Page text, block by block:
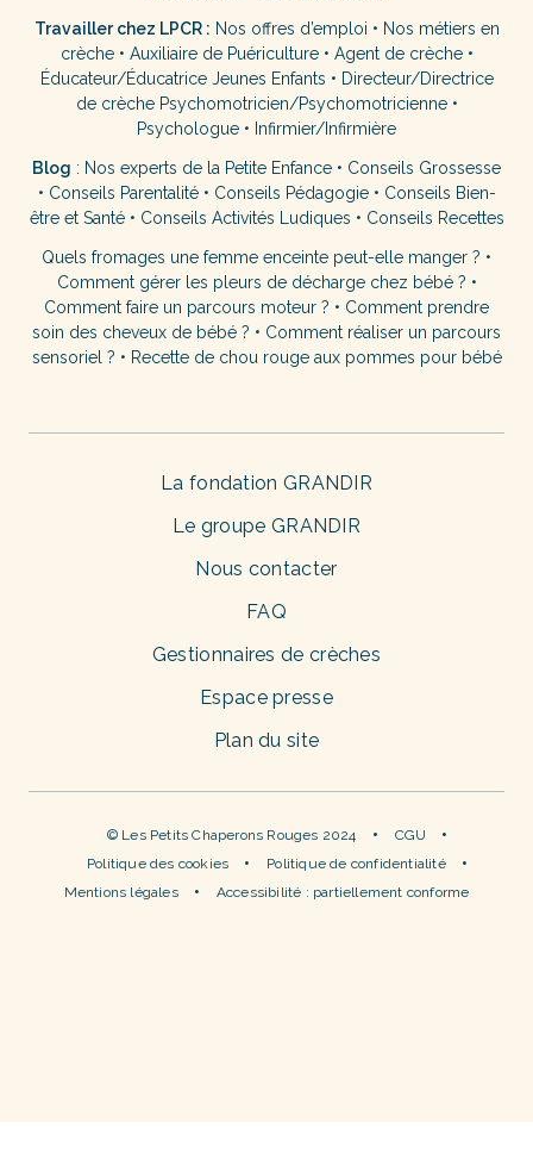
Travailler chez LPCR : Nos offres d’emploi • Nos métiers en
crèche• Auxiliaire de Puériculture• Agent de crèche•
Éducateur/Éducatrice Jeunes Enfants • Directeur/Directrice
de crèche Psychomotricien/Psychomotricienne•
Psychologue • Infirmier/Infirmière
Blog : Nos experts de la Petite Enfance • Conseils Grossesse
• Conseils Parentalité• Conseils Pédagogie• Conseils Bien-
être et Santé• Conseils Activités Ludiques • Conseils Recettes
Quels fromages une femme enceinte peut-elle manger ? •
Comment gérer les pleurs de décharge chez bébé ? •
Comment faire un parcours moteur ? • Comment prendre
soin des cheveux de bébé ? • Comment réaliser un parcours
sensoriel ? • Recette de chou rouge aux pommes pour bébé
La fondation GRANDIR
Le groupe GRANDIR
Nous contacter
FAQ
Gestionnaires de crèches
Espace presse
Plan du site
© Les Petits Chaperons Rouges 2024
CGU
Politique des cookies
Politique de confidentialité
Mentions légales
Accessibilité : partiellement conforme